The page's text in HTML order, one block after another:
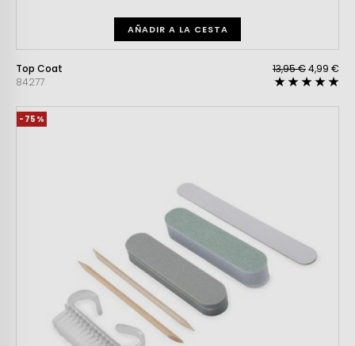
AÑADIR A LA CESTA
Top Coat
84277
13,95 €4,99 €
-75%